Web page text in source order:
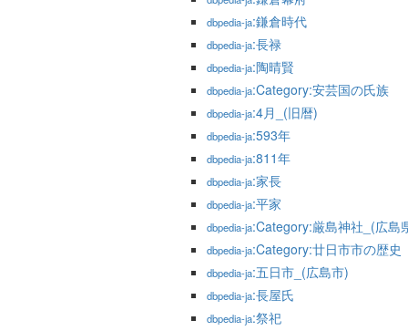
dbpedia-ja:鎌倉時代
dbpedia-ja:長禄
dbpedia-ja:陶晴賢
dbpedia-ja:Category:安芸国の氏族
dbpedia-ja:4月_(旧暦)
dbpedia-ja:593年
dbpedia-ja:811年
dbpedia-ja:家長
dbpedia-ja:平家
dbpedia-ja:Category:厳島神社_(広島
dbpedia-ja:Category:廿日市市の歴史
dbpedia-ja:五日市_(広島市)
dbpedia-ja:長屋氏
dbpedia-ja:祭祀